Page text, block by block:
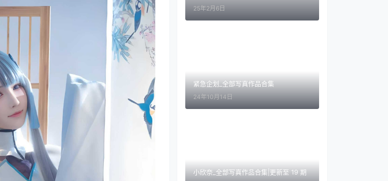
25年2月6日
紧急企划_全部写真作品合集
24年10月14日
小欣奈_全部写真作品合集|更新至 19 期